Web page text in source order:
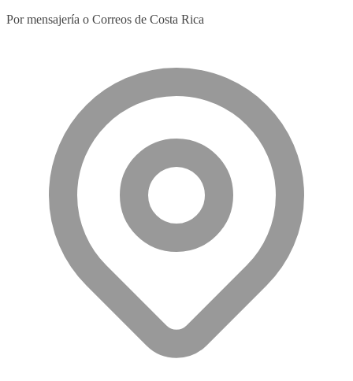
Por mensajería o Correos de Costa Rica